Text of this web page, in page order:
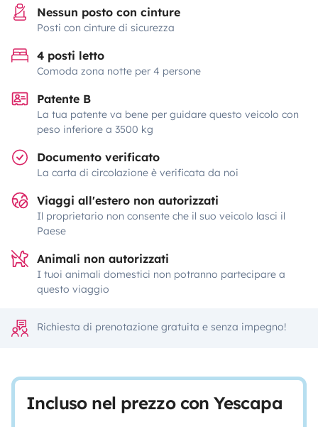
Nessun posto con cinture
Posti con cinture di sicurezza
4 posti letto
Comoda zona notte per 4 persone
Patente B
La tua patente va bene per guidare questo veicolo con
peso inferiore a 3500 kg
Documento verificato
La carta di circolazione è verificata da noi
Viaggi all'estero non autorizzati
Il proprietario non consente che il suo veicolo lasci il
Paese
Animali non autorizzati
I tuoi animali domestici non potranno partecipare a
questo viaggio
Richiesta di prenotazione gratuita e senza impegno!
Incluso nel prezzo con Yescapa